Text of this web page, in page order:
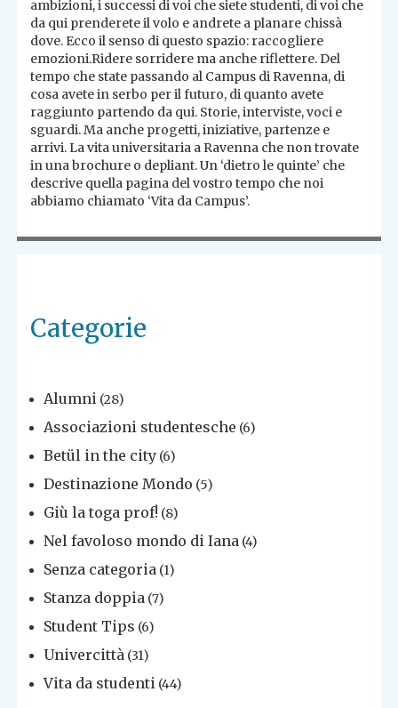
ambizioni, i successi di voi che siete studenti, di voi che
da qui prenderete il volo e andrete a planare chissà
dove. Ecco il senso di questo spazio: raccogliere
emozioni.Ridere sorridere ma anche riflettere. Del
tempo che state passando al Campus di Ravenna, di
cosa avete in serbo per il futuro, di quanto avete
raggiunto partendo da qui. Storie, interviste, voci e
sguardi. Ma anche progetti, iniziative, partenze e
arrivi. La vita universitaria a Ravenna che non trovate
in una brochure o depliant. Un ‘dietro le quinte’ che
descrive quella pagina del vostro tempo che noi
abbiamo chiamato ‘Vita da Campus’.
Categorie
Alumni (28)
Associazioni studentesche (6)
Betül in the city (6)
Destinazione Mondo (5)
Giù la toga prof! (8)
Nel favoloso mondo di Iana (4)
Senza categoria (1)
Stanza doppia (7)
Student Tips (6)
Univercittà (31)
Vita da studenti (44)